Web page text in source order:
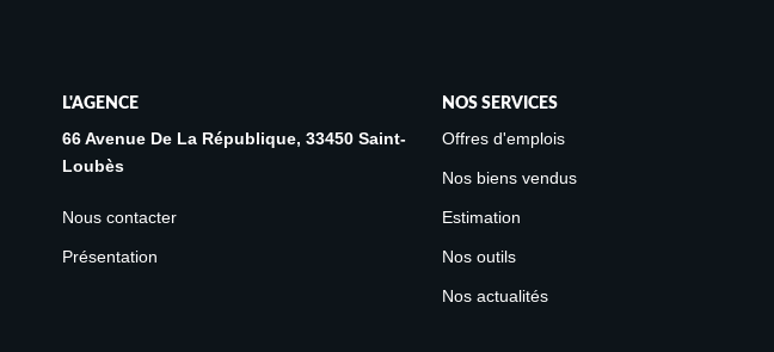
L'AGENCE
66 Avenue De La République, 33450 Saint-
Loubès
Nous contacter
Présentation
NOS SERVICES
Offres d'emplois
Nos biens vendus
Estimation
Nos outils
Nos actualités